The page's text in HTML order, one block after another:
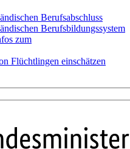
Berufsabschluss
Berufsbildungssystem
zum
Flüchtlingen einschätzen